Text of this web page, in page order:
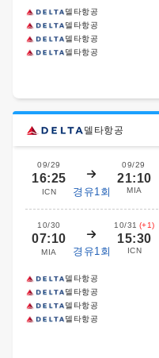
델타항공
델타항공
델타항공
델타항공
델타항공
09/29
16:25
ICN 경유1회
09/29
21:10
MIA
10/30
07:10
MIA 경유1회
10/31 (+1)
15:30
ICN
델타항공
델타항공
델타항공
델타항공